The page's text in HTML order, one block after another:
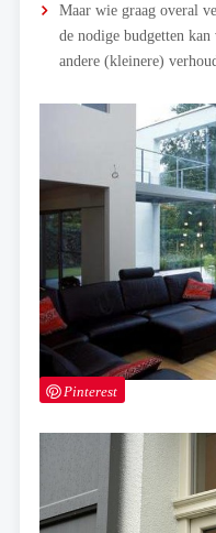
Pinterest
Maar wie graag overal
de nodige budgetten
andere (kleinere)